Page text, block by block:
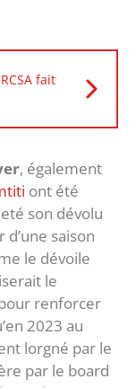
fait
, également
ont été
son dévolu
saison
le dévoile
le
renforcer
2023 au
lorgné par le
par le board